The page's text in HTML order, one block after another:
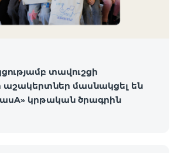
տավուշցի
աշակերտներ մասնակցել են
կրթական ծրագրին